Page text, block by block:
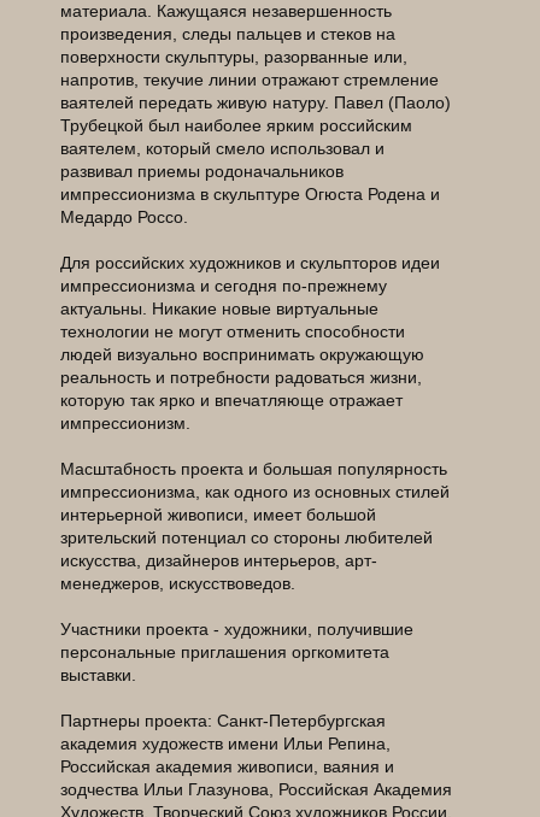
материала. Кажущаяся незавершенность
произведения, следы пальцев и стеков на
поверхности скульптуры, разорванные или,
напротив, текучие линии отражают стремление
ваятелей передать живую натуру. Павел (Паоло)
Трубецкой был наиболее ярким российским
ваятелем, который смело использовал и
развивал приемы родоначальников
импрессионизма в скульптуре Огюста Родена и
Медардо Россо.
Для российских художников и скульпторов идеи
импрессионизма и сегодня по-прежнему
актуальны. Никакие новые виртуальные
технологии не могут отменить способности
людей визуально воспринимать окружающую
реальность и потребности радоваться жизни,
которую так ярко и впечатляюще отражает
импрессионизм.
Масштабность проекта и большая популярность
импрессионизма, как одного из основных стилей
интерьерной живописи, имеет большой
зрительский потенциал со стороны любителей
искусства, дизайнеров интерьеров, арт-
менеджеров, искусствоведов.
Участники проекта - художники, получившие
персональные приглашения оргкомитета
выставки.
Партнеры проекта: Санкт-Петербургская
академия художеств имени Ильи Репина,
Российская академия живописи, ваяния и
зодчества Ильи Глазунова, Российская Академия
Художеств, Творческий Союз художников России,